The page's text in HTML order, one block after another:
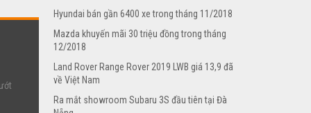
Hyundai bán gần 6400 xe trong tháng 11/2018
Mazda khuyến mãi 30 triệu đồng trong tháng
12/2018
Land Rover Range Rover 2019 LWB giá 13,9 đã
về Việt Nam
Ra mắt showroom Subaru 3S đầu tiên tại Đà